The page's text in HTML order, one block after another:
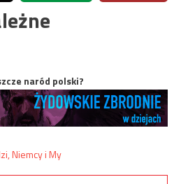
naród polski?